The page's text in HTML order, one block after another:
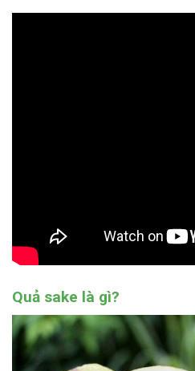
Quả sake là gì?